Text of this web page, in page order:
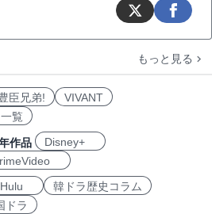
もっと見る
臣兄弟!
VIVANT
覧
作品
Disney+
Hulu
韓ドラ歴史コラム
ドラ